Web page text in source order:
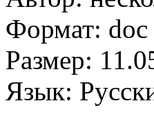
Формат: doc
Размер:
Язык: